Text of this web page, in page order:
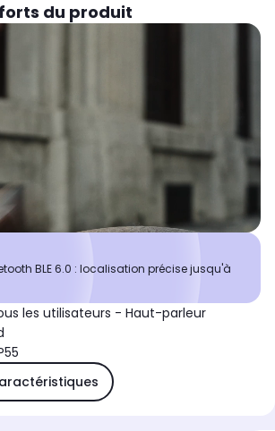
du produit
BLE 6.0 : localisation précise jusqu'à
les utilisateurs - Haut-parleur